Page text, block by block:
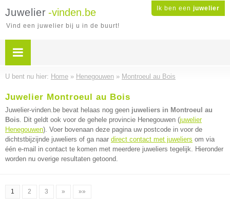
Ik ben een juwelier
Juwelier -vinden.be
Vind een juwelier bij u in de buurt!
U bent nu hier: Home » Henegouwen » Montroeul au Bois
Juwelier Montroeul au Bois
Juwelier-vinden.be bevat helaas nog geen juweliers in Montroeul au
Bois. Dit geldt ook voor de gehele provincie Henegouwen (juwelier
Henegouwen). Voer bovenaan deze pagina uw postcode in voor de
dichtstbijzijnde juweliers of ga naar direct contact met juweliers om via
één e-mail in contact te komen met meerdere juweliers tegelijk. Hieronder
worden nu overige resultaten getoond.
1 2 3 » »»